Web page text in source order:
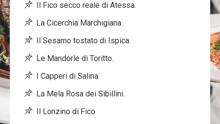
Il Fico secco reale di Atessa.
La Cicerchia Marchigiana.
Il Sesamo tostato di Ispica.
Le Mandorle di Toritto.
I Capperi di Salina.
La Mela Rosa dei Sibillini.
Il Lonzino di Fico